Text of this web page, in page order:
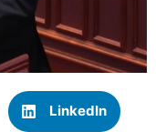
LinkedIn